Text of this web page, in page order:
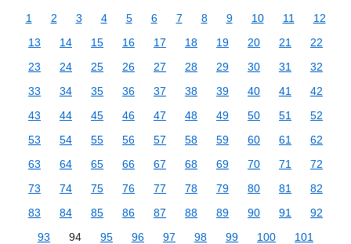
1 2 3 4 5 6 7 8 9 10 11
12
13
14 15 16 17 18 19 20 21
22
23
24 25 26 27 28 29 30 31
32
33
34 35 36 37 38 39 40 41
42
43
44 45 46 47 48 49 50 51
52
53
54 55 56 57 58 59 60 61
62
63
64 65 66 67 68 69 70 71
72
73
74 75 76 77 78 79 80 81
82
83
84 85 86 87 88 89 90 91
92
93
94 95 96 97 98 99 100
101